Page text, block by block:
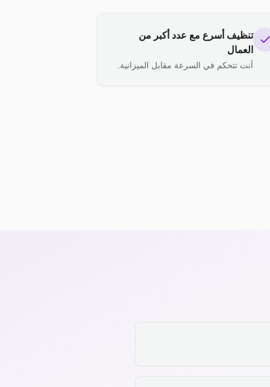
تنظيف أسرع مع عدد أكبر من
العمال
أنت تتحكم في السرعة مقابل الميزانية.